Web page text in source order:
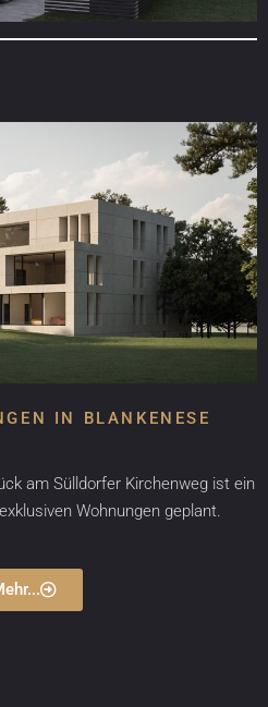
IN BLANKENESE
am Sülldorfer Kirchenweg ist ein
Wohnungen geplant.